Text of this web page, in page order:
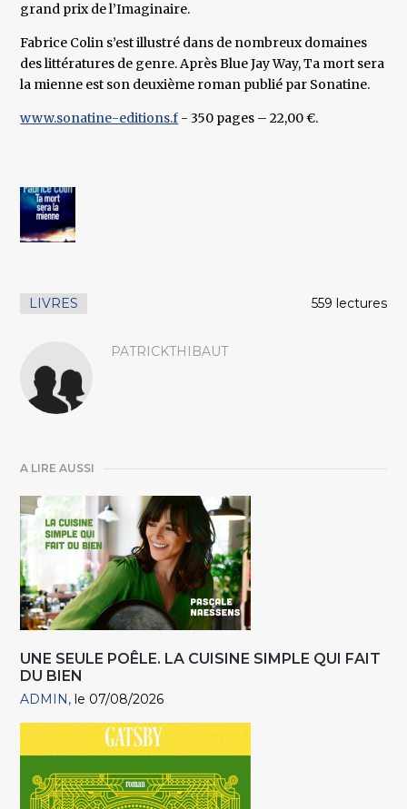
grand prix de l’Imaginaire.
Fabrice Colin s’est illustré dans de nombreux domaines
des littératures de genre. Après Blue Jay Way, Ta mort sera
la mienne est son deuxième roman publié par Sonatine.
www.sonatine-editions.f - 350 pages – 22,00 €.
LIVRES 559 lectures
PATRICKTHIBAUT
A LIRE AUSSI
UNE SEULE POÊLE. LA CUISINE SIMPLE QUI FAIT
DU BIEN
ADMIN le 07/08/2026